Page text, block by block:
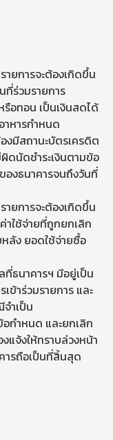
ายการจะต้องเกิดขึ้น
ที่ร่วมรายการ
อทอน เป็นเงินสดได้
าหารกำหนด
งมีสถานะบัตรเครดิต
ดนัดชำระเงินตามข้อ
งธนาคารจนถึงวันที่
ายการจะต้องเกิดขึ้น
าใช้จ่ายที่ถูกยกเลิก
ลัง ยอดใช้จ่ายซื้อ
ธนาคารฯ มีอยู่เป็น
าร่วมรายการ และ
ำเป็น
กำหนด และยกเลิก
แจ้งให้ทราบล่วงหน้า
รถือเป็นที่สิ้นสุด